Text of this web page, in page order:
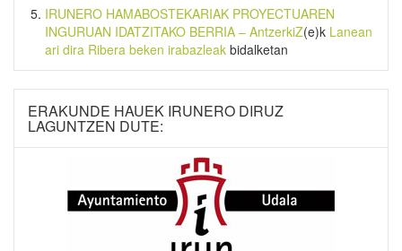
IRUNERO HAMABOSTEKARIAK PROYECTUAREN
INGURUAN IDATZITAKO BERRIA – AntzerkiZ(e)k Lanean
ari dira Ribera beken irabazleak bidalketan
ERAKUNDE HAUEK IRUNERO DIRUZ
LAGUNTZEN DUTE: